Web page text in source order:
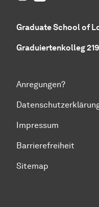
Graduate School of
Graduiertenkolleg
Anregungen?
Impressum
Barrierefreiheit
Sitemap